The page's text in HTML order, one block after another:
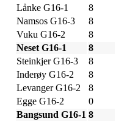
Lånke G16-1
8
Namsos G16-3
8
Vuku G16-2
8
Neset G16-1
8
Steinkjer G16-3
8
Inderøy G16-2
8
Levanger G16-2
8
Egge G16-2
0
Bangsund G16-1 8